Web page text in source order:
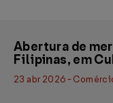
Abertura de
Filipinas, em
23 abr 2026 -